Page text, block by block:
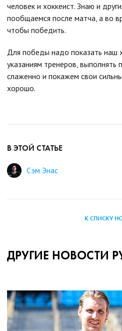
человек и хоккеист. Знаю и
пообщаемся после матча, а во
чтобы победить.
Для победы надо показать наш
указаниям тренеров, выполнять
слаженно и покажем свои
хорошо.
В ЭТОЙ СТАТЬЕ
Сэм Энас
К СПИСКУ
ДРУГИЕ НОВОСТИ